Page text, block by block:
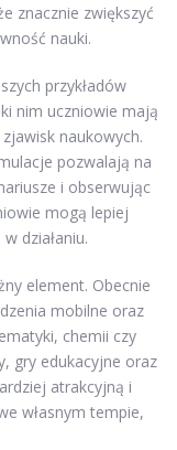
znacznie zwiększyć
nauki.
przykładów
nim uczniowie mają
naukowych.
pozwalają na
i obserwując
mogą lepiej
działaniu.
element. Obecnie
mobilne oraz
chemii czy
gry edukacyjne oraz
atrakcyjną i
własnym tempie,